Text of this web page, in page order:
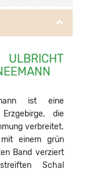
ist eine
die
verbreitet.
einem grün
Band verziert
Schal